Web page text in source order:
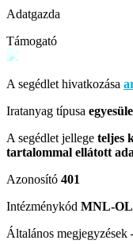
Adatgazda
Támogató
A segédlet hivatkozása
Iratanyag típusa
A segédlet jellege teljes
tartalommal ellátott
Azonosító 401
Intézménykód MNL-OL
Általános megjegyzések